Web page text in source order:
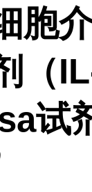
胞
（
试